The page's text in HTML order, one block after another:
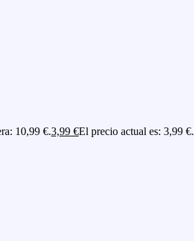
10,99 €.3,99 €El precio actual es: 3,99 €.